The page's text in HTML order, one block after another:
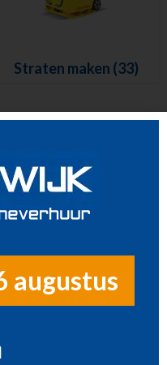
Straten maken (33)
augustus